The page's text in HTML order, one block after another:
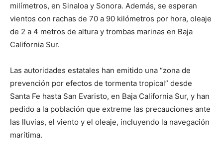
milímetros, en Sinaloa y Sonora. Además, se esperan
vientos con rachas de 70 a 90 kilómetros por hora, oleaje
de 2 a 4 metros de altura y trombas marinas en Baja
California Sur.
Las autoridades estatales han emitido una “zona de
prevención por efectos de tormenta tropical” desde
Santa Fe hasta San Evaristo, en Baja California Sur, y han
pedido a la población que extreme las precauciones ante
las lluvias, el viento y el oleaje, incluyendo la navegación
marítima.